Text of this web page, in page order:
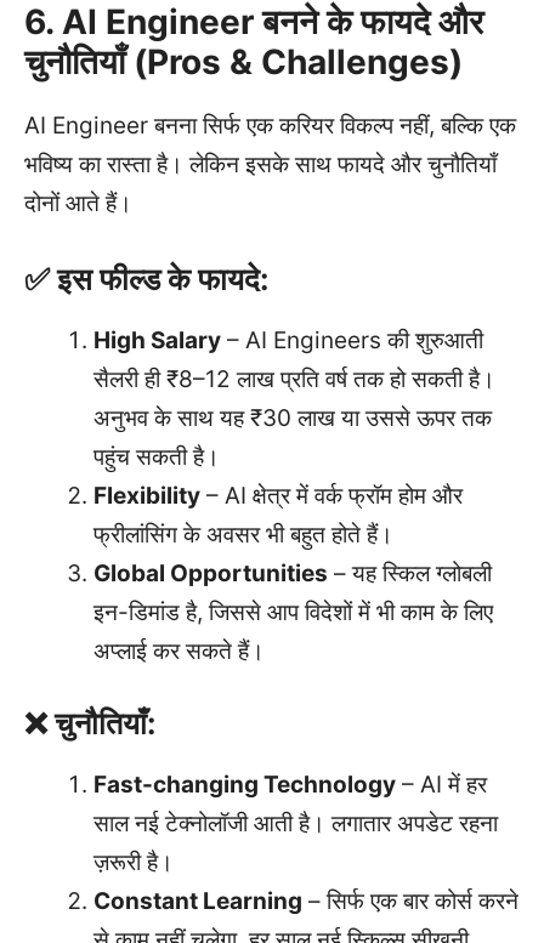
6. AI Engineer बनने के फायदे और
चुनौतियाँ (Pros & Challenges)
AI Engineer बनना सिर्फ एक करियर विकल्प नहीं, बल्कि एक
भविष्य का रास्ता है। लेकिन इसके साथ फायदे और चुनौतियाँ
दोनों आते हैं।
✅ इस फील्ड के फायदे:
High Salary – AI Engineers की शुरुआती
सैलरी ही ₹8–12 लाख प्रति वर्ष तक हो सकती है।
अनुभव के साथ यह ₹30 लाख या उससे ऊपर तक
पहुंच सकती है।
Flexibility – AI क्षेत्र में वर्क फ्रॉम होम और
फ्रीलांसिंग के अवसर भी बहुत होते हैं।
Global Opportunities – यह स्किल ग्लोबली
इन-डिमांड है, जिससे आप विदेशों में भी काम के लिए
अप्लाई कर सकते हैं।
❌ चुनौतियाँ:
Fast-changing Technology – AI में हर
साल नई टेक्नोलॉजी आती है। लगातार अपडेट रहना
ज़रूरी है।
Constant Learning – सिर्फ एक बार कोर्स करने